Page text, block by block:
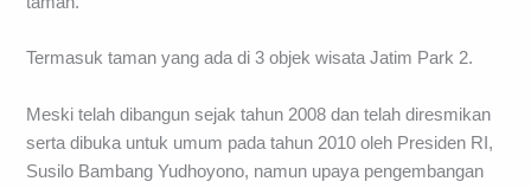
Termasuk taman yang ada di 3 objek wisata Jatim Park 2.
Meski telah dibangun sejak tahun 2008 dan telah diresmikan
serta dibuka untuk umum pada tahun 2010 oleh Presiden RI,
Susilo Bambang Yudhoyono, namun upaya pengembangan